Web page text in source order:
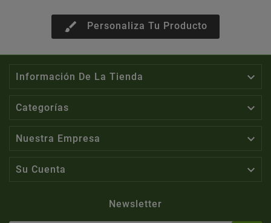
brush Personaliza Tu Producto
Información De La Tienda 
Categorías 
Nuestra Empresa 
Su Cuenta 
Newsletter